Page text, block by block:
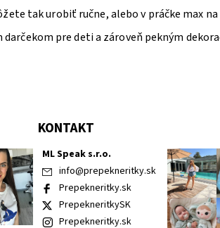
tak urobiť ručne, alebo v práčke max na
pre deti a zároveň pekným
KONTAKT
ML Speak s.r.o.
info@prepekneritky.sk
Prepekneritky.sk
PrepekneritkySK
Prepekneritky.sk